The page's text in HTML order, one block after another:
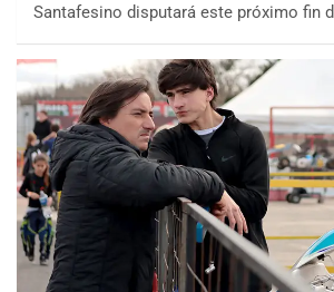
Santafesino disputará este próximo fin